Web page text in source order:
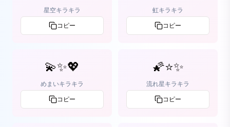
星空キラキラ
コピー
虹キラキラ
コピー
💫✨💖
めまいキラキラ
コピー
🌠⭐✨
流れ星キラキラ
コピー